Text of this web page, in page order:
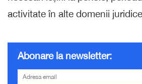
activitate în alte domenii
Abonare la newsletter: